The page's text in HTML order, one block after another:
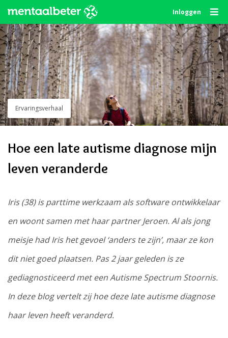
content
Inloggen
Ervaringsverhaal
Hoe een late autisme diagnose mijn
leven veranderde
Iris (38) is parttime werkzaam als software ontwikkelaar
en woont samen met haar partner Jeroen. Al als jong
meisje had Iris het gevoel ‘anders te zijn’, maar ze kon
dit niet goed plaatsen. Pas 2 jaar geleden is ze
gediagnosticeerd met een Autisme Spectrum Stoornis.
In deze blog vertelt zij hoe deze late autisme diagnose
haar leven heeft veranderd.